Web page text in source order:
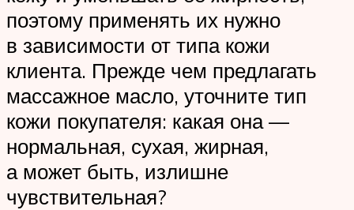
поэтому применять их нужно
в зависимости от типа кожи
клиента. Прежде чем предлагать
массажное масло, уточните тип
кожи покупателя: какая она —
нормальная, сухая, жирная,
а может быть, излишне
чувствительная?